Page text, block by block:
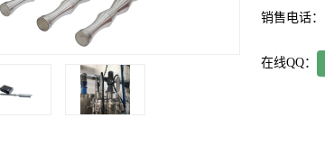
销售电话：
在线QQ：